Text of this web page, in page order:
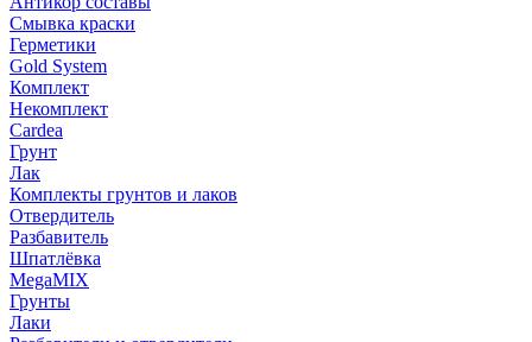
Смывка краски
Герметики
Gold System
Комплект
Некомплект
Cardea
Грунт
Лак
Комплекты грунтов и лаков
Отвердитель
Разбавитель
Шпатлёвка
MegaMIX
Грунты
Лаки